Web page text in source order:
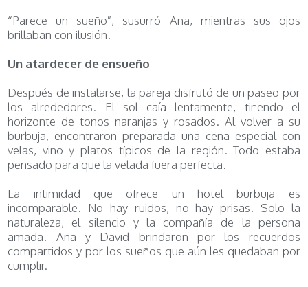
“Parece un sueño”, susurró Ana, mientras sus ojos
brillaban con ilusión.
Un atardecer de ensueño
Después de instalarse, la pareja disfrutó de un paseo por
los alrededores. El sol caía lentamente, tiñendo el
horizonte de tonos naranjas y rosados. Al volver a su
burbuja, encontraron preparada una cena especial con
velas, vino y platos típicos de la región. Todo estaba
pensado para que la velada fuera perfecta.
La intimidad que ofrece un hotel burbuja es
incomparable. No hay ruidos, no hay prisas. Solo la
naturaleza, el silencio y la compañía de la persona
amada. Ana y David brindaron por los recuerdos
compartidos y por los sueños que aún les quedaban por
cumplir.